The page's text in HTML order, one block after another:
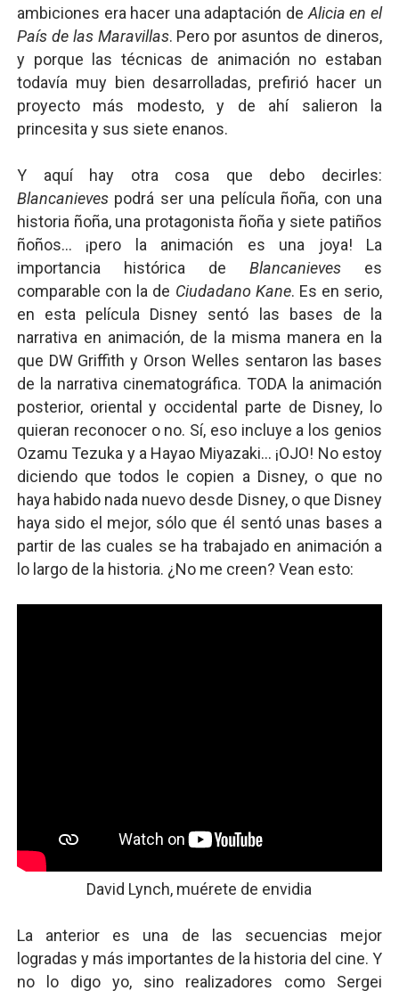
ambiciones era hacer una adaptación de Alicia en el
País de las Maravillas. Pero por asuntos de dineros,
y porque las técnicas de animación no estaban
todavía muy bien desarrolladas, prefirió hacer un
proyecto más modesto, y de ahí salieron la
princesita y sus siete enanos.
Y aquí hay otra cosa que debo decirles:
Blancanievespodrá ser una película ñoña, con una
historia ñoña, una protagonista ñoña y siete patiños
ñoños... ¡pero la animación es una joya! La
importancia histórica deBlancanieves es
comparable con la de Ciudadano Kane. Es en serio,
en esta película Disney sentó las bases de la
narrativa en animación, de la misma manera en la
que DW Griffith y Orson Welles sentaron las bases
de la narrativa cinematográfica. TODA la animación
posterior, oriental y occidental parte de Disney, lo
quieran reconocer o no. Sí, eso incluye a los genios
Ozamu Tezuka y a Hayao Miyazaki... ¡OJO! No estoy
diciendo que todos le copien a Disney, o que no
haya habido nada nuevo desde Disney, o que Disney
haya sido el mejor, sólo que él sentó unas bases a
partir de las cuales se ha trabajado en animación a
lo largo de la historia. ¿No me creen? Vean esto:
David Lynch, muérete de envidia
La anterior es una de las secuencias mejor
logradas y más importantes de la historia del cine. Y
no lo digo yo, sino realizadores como Sergei